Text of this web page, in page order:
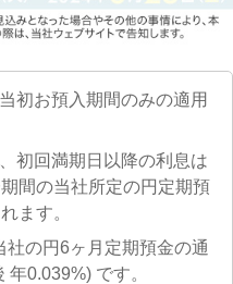
初お預入期間のみの適用
初回満期日以降の利息は
間の当社所定の円定期預
ます。
の円6ヶ月定期預金の通
0.039%) です。